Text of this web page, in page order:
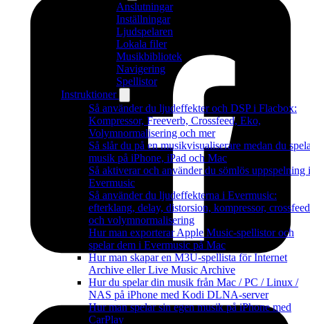
Anslutningar
Inställningar
Ljudspelaren
Lokala filer
Musikbibliotek
Navigering
Spellistor
Instruktioner
Så använder du ljudeffekter och DSP i Flacbox:
Kompressor, Freeverb, Crossfeed, Eko,
Volymnormalisering och mer
Så slår du på en musikvisualiserare medan du
musik på iPhone, iPad och Mac
Så aktiverar och använder du sömlös uppspelning i
Evermusic
Så använder du ljudeffekterna i Evermusic:
efterklang, delay, distorsion, kompressor, crossfeed
och volymnormalisering
Hur man exporterar Apple Music-spellistor och
spelar dem i Evermusic på Mac
Hur man skapar en M3U-spellista för Internet
Archive eller Live Music Archive
Hur du spelar din musik från Mac / PC / Linux /
NAS på iPhone med Kodi DLNA-server
Hur man spelar sin egen musik på iPhone med
CarPlay